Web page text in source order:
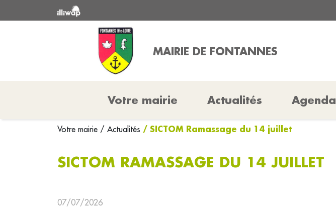
MAIRIE DE FONTANNES
Votre mairie Actualités Agenda
Votre mairie / Actualités / SICTOM Ramassage du 14 juillet
SICTOM RAMASSAGE DU 14 JUILLET
07/07/2026